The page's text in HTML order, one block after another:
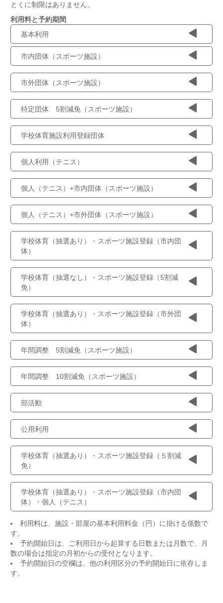
とくに制限はありません。
利用料と予約期間
基本利用
市内団体（スポーツ施設）
市外団体（スポーツ施設）
特定団体 5割減免（スポーツ施設）
学校体育施設利用登録団体
個人利用（テニス）
個人（テニス）+市内団体（スポーツ施設）
個人（テニス）+市外団体（スポーツ施設）
学校体育（抽選あり）・スポーツ施設登録（市内団
体）
学校体育（抽選なし）・スポーツ施設登録（5割減
免）
学校体育（抽選あり）・スポーツ施設登録（市外団
体）
年間調整 5割減免（スポーツ施設）
年間調整 10割減免（スポーツ施設）
部活動
公用利用
学校体育（抽選あり）・スポーツ施設登録（５割減
免）
学校体育（抽選あり）・スポーツ施設登録（市内団
体）・個人（テニス）
利用料は、施設・部屋の基本利用料金（円）に掛ける係数で
す。
予約開始日は、ご利用日から起算する日数または月数で、月
数の場合は指定の月初からの受付となります。
予約開始日の空欄は、他の利用区分の予約開始日に依存しま
す。